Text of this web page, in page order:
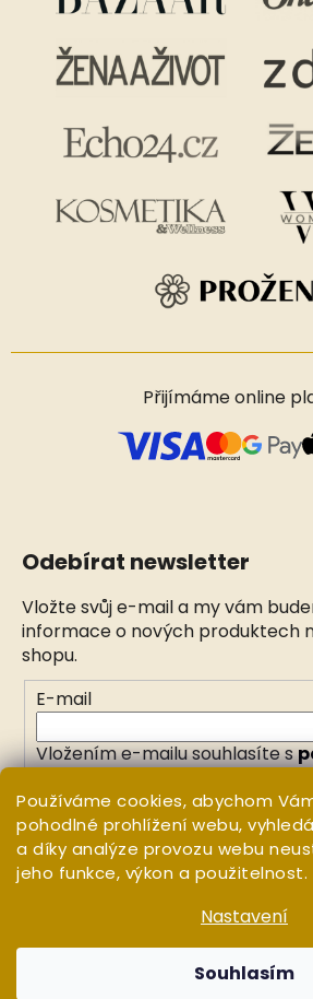
Používáme cookies, abychom
pohodlné prohlížení webu,
a díky analýze provozu webu
jeho funkce, výkon a použitelnost.
Nastavení
Souhlasím
Přijímáme online
Odebírat newsletter
Vložte svůj e-mail a my vám
informace o nových produktech
shopu.
E-mail
Vložením e-mailu souhlasíte s
PŘIHLÁSIT SE
Vytvořil
WHITE ORCHID